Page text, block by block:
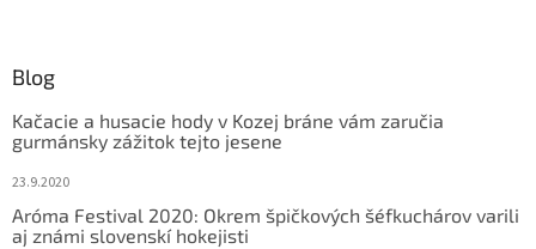
Blog
Kačacie a husacie hody v Kozej bráne vám zaručia
gurmánsky zážitok tejto jesene
23.9.2020
Aróma Festival 2020: Okrem špičkových šéfkuchárov varili
aj známi slovenskí hokejisti